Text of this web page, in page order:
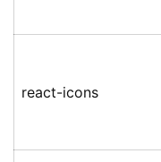
react-icons